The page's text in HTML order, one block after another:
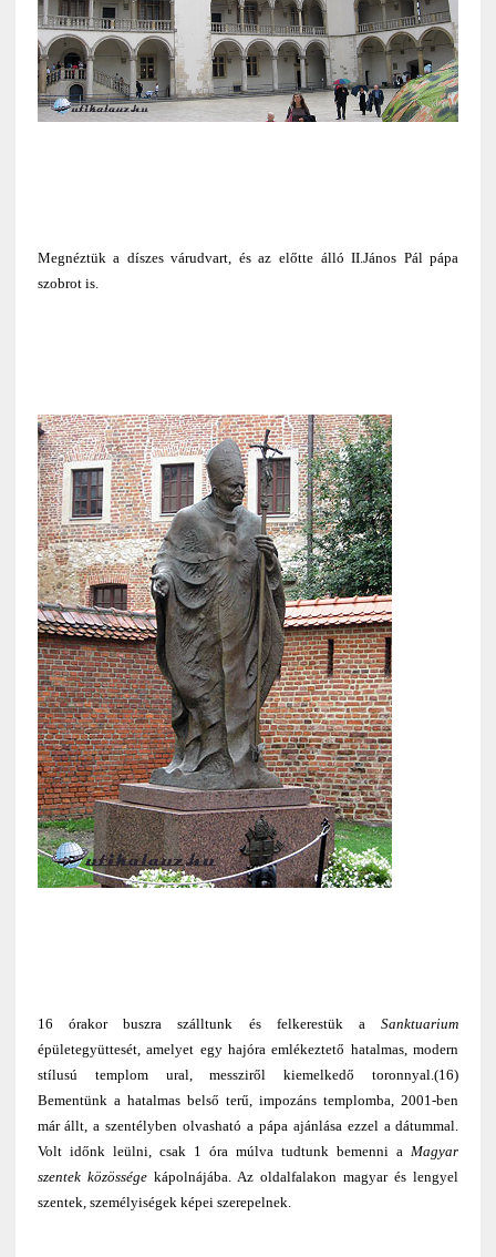
Megnéztük a díszes várudvart, és az előtte álló II.János Pál pápa
szobrot is.
16 órakor buszra szálltunk és felkerestük aSanktuarium
épületegyüttesét, amelyet egy hajóra emlékeztető hatalmas, modern
stílusú templom ural, messziről kiemelkedő toronnyal.(16)
Bementünk a hatalmas belső terű, impozáns templomba, 2001-ben
már állt, a szentélyben olvasható a pápa ajánlása ezzel a dátummal.
Volt időnk leülni, csak 1 óra múlva tudtunk bemenni a Magyar
szentek közösségekápolnájába. Az oldalfalakon magyar és lengyel
szentek, személyiségek képei szerepelnek.